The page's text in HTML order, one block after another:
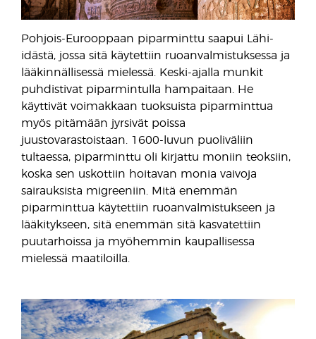
Pohjois-Eurooppaan piparminttu saapui Lähi-
idästä, jossa sitä käytettiin ruoanvalmistuksessa ja
lääkinnällisessä mielessä. Keski-ajalla munkit
puhdistivat piparmintulla hampaitaan. He
käyttivät voimakkaan tuoksuista piparminttua
myös pitämään jyrsivät poissa
juustovarastoistaan. 1600-luvun puoliväliin
tultaessa, piparminttu oli kirjattu moniin teoksiin,
koska sen uskottiin hoitavan monia vaivoja
sairauksista migreeniin. Mitä enemmän
piparminttua käytettiin ruoanvalmistukseen ja
lääkitykseen, sitä enemmän sitä kasvatettiin
puutarhoissa ja myöhemmin kaupallisessa
mielessä maatiloilla.